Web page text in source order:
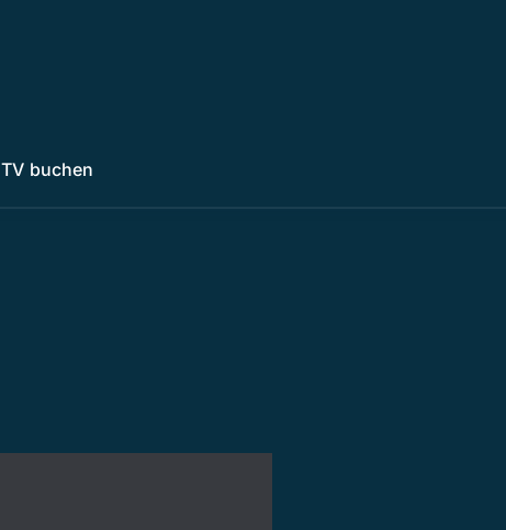
TV buchen